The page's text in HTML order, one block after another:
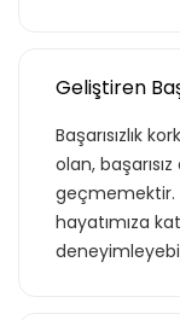
Geliştiren
Başarısızlık
olan,
geçmemektir.
hayatımıza